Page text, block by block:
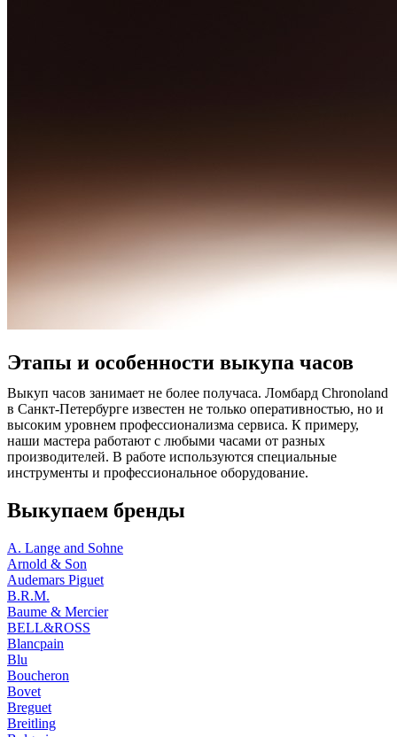
Этапы и особенности выкупа часов
Выкуп часов занимает не более получаса. Ломбард Chronoland
в Санкт-Петербурге известен не только оперативностью, но и
высоким уровнем профессионализма сервиса. К примеру,
наши мастера работают с любыми часами от разных
производителей. В работе используются специальные
инструменты и профессиональное оборудование.
Выкупаем бренды
A. Lange and Sohne
Arnold & Son
Audemars Piguet
B.R.M.
Baume & Mercier
BELL&ROSS
Blancpain
Blu
Boucheron
Bovet
Breguet
Breitling